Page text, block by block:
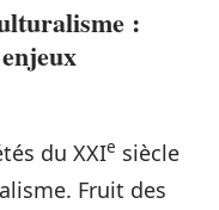
:
du XXIe siècle
Fruit des